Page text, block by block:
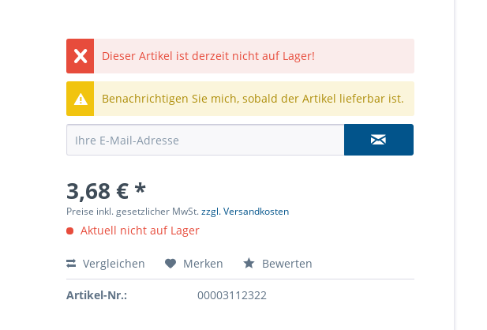
Dieser Artikel ist derzeit nicht auf Lager!
Benachrichtigen Sie mich, sobald der Artikel lieferbar ist.
3,68 € *
Preise inkl. gesetzlicher MwSt.zzgl. Versandkosten
Aktuell nicht auf Lager
Vergleichen Merken Bewerten
Artikel-Nr.: 00003112322